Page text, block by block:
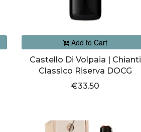
Add to Cart
Castello Di Volpaia | Chianti
Classico Riserva DOCG
€33.50